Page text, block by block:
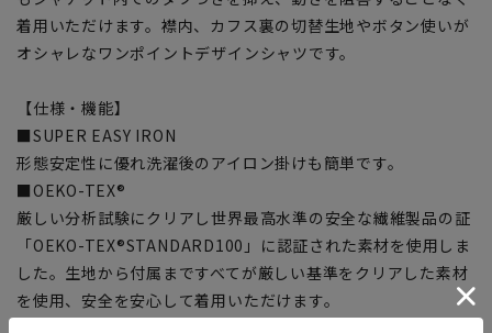
着用いただけます。襟内、カフス裏の切替生地やボタン使いが
オシャレなワンポイントデザインシャツです。
【仕様・機能】
■SUPER EASY IRON
形態安定性に優れ洗濯後のアイロン掛けも簡単です。
■OEKO-TEX®
厳しい分析試験にクリアし世界最高水準の安全な繊維製品の証
「OEKO-TEX®STANDARD100」に認証された素材を使用しま
した。生地から付属まですべてが厳しい基準をクリアした素材
を使用、安全を安心して着用いただけます。